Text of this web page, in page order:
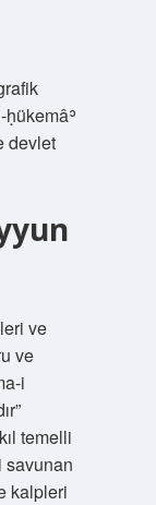
ḥükemâʾ
devlet
ve
ve
i
temelli
savunan
kalpleri